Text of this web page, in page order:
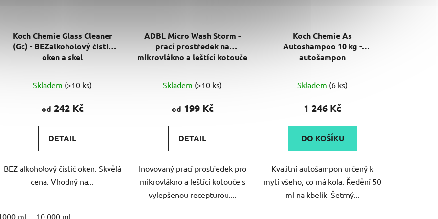
Koch Chemie Glass Cleaner
(Gc) - BEZalkoholový čistič
oken a skel
hodnocení
produktu
5,0
z
hvězdiček.
Skladem (>10 ks)
od 242 Kč
DETAIL
BEZ alkoholový čistič oken. Skvělá
cena. Vhodný na...
ml 10 000 ml
ADBL Micro Wash Storm -
prací prostředek na
mikrovlákno a leštící kotouče
Skladem (>10 ks)
od 199 Kč
DETAIL
Inovovaný prací prostředek pro
mikrovlákno a leštící kotouče s
vylepšenou recepturou....
Koch Chemie As
Autoshampoo 10 kg -
autošampon
Skladem (6 ks)
1 246 Kč
DO KOŠÍKU
Kvalitní autošampon určený k
mytí všeho, co má kola. Ředění 50
ml na kbelík. Šetrný...